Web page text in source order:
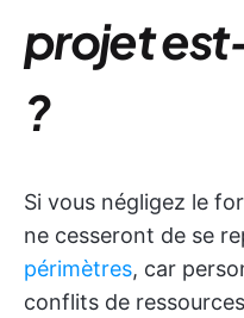
projet
?
Si vous négligez le
ne cesseront de se
périmètres, car
conflits de